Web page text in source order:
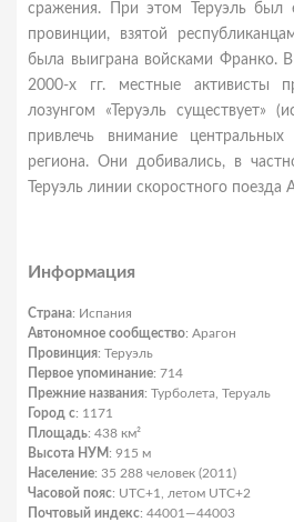
сражения. При этом Теруэль был
провинции, взятой
была выиграна войсками Франко.
2000-х гг. местные активисты
лозунгом «Теруэль существует»
привлечь внимание
региона. Они добивались, в
Теруэль линии скоростного поезда
Информация
Страна: Испания
Автономное сообщество: Арагон
Провинция: Теруэль
Первое упоминание: 714
Прежние названия: Турболета, Теруаль
Город с: 1171
Площадь: 438 км²
Высота НУМ : 915 м
Население: 35 288 человек (2011)
Часовой пояс: UTC+1, летом UTC+2
Почтовый индекс: 44001—44003